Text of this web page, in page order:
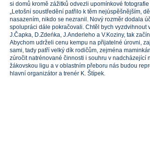
si domů kromě zážitků odvezli upomínkové
„Letošní soustředění patřilo k těm nejúspěšnějším,
nasazením, nikdo se nezranil. Nový rozměr dodala
spolupráci dále pokračovali. Chtěl bych
J.Čapka, D.Zdeńka, J.Anderleho a V.Koziny, tak
Abychom udrželi cenu kempu na přijatelné úrovni,
sami, tady patří velký dík rodičům, zejména
zúročit natrénované činnosti i souhru v nadcházející
žákovskou ligu a v oblastním přeboru nás budou
hlavní organizátor a trenér K. Štípek.